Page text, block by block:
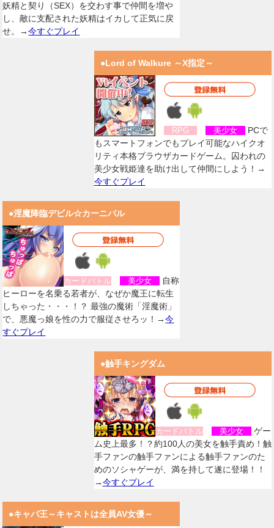
妖精と契り（SEX）を交わす事で仲間を増や
し、敵に支配された妖精はイカして正気に戻
せ。→今すぐプレイ
●Lord of Walkure ～X指定～
RPG 美少女
PCで
もスマートフォンでもプレイ可能なハイクオ
リティ本格ブラウザカードゲーム。囚われの
美少女戦姫達を助け出して仲間にしよう！→
今すぐプレイ
●淫魔降臨デビル☆カーニバル
カードバトル 美少女
自称
ヒーローを名乗る若者が、なぜか魔王に転生
しちゃった・・・！？ 最強の魔術「淫魔術」
で、悪魔っ娘を性の力で服従させろッ！→今
すぐプレイ
●触手キングダム
カードバトル 美少女
ゲー
ム史上最多！？約100人の美女を触手責め！触
手ファンの触手ファンによる触手ファンのた
めのソシャゲーが、満を持して遂に登場！！
→今すぐプレイ
●キャバ王～キャストは全員AV女優～